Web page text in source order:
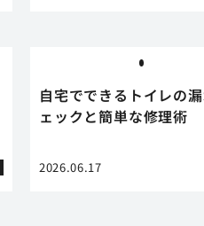
自宅でできるトイレの
ェックと簡単な修理術
2026.06.17